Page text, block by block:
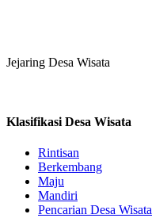
Jejaring Desa Wisata
Klasifikasi Desa Wisata
Rintisan
Berkembang
Maju
Mandiri
Pencarian Desa Wisata